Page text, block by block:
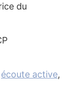
du
écoute active,